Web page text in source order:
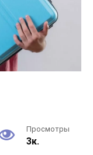
Просмотры
3к.